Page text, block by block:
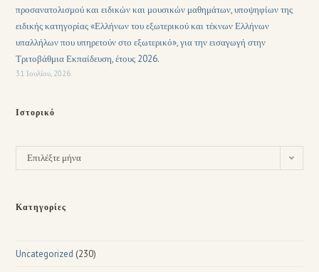
προσανατολισμού και ειδικών και μουσικών μαθημάτων, υποψηφίων της
ειδικής κατηγορίας «Ελλήνων του εξωτερικού και τέκνων Ελλήνων
υπαλλήλων που υπηρετούν στο εξωτερικό», για την εισαγωγή στην
Τριτοβάθμια Εκπαίδευση, έτους 2026.
31 Ιουλίου, 2026
Ιστορικό
Επιλέξτε μήνα
Κατηγορίες
Uncategorized (230)